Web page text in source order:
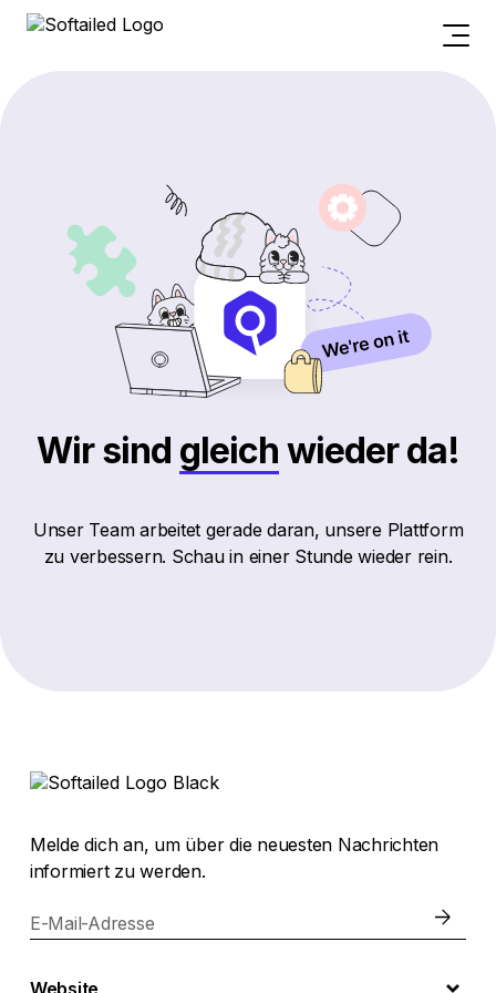
Wir sind gleich wieder da!
Unser Team arbeitet gerade daran, unsere Plattform
zu verbessern. Schau in einer Stunde wieder rein.
Melde dich an, um über die neuesten Nachrichten
informiert zu werden.
E-Mail-Adresse
Website